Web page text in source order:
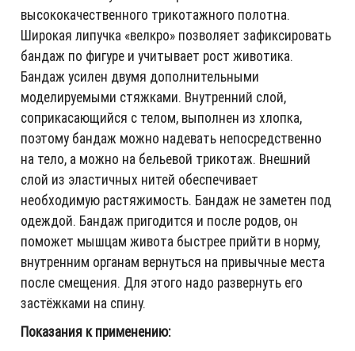
высококачественного трикотажного полотна.
Широкая липучка «велкро» позволяет зафиксировать
бандаж по фигуре и учитывает рост животика.
Бандаж усилен двумя дополнительными
моделируемыми стяжками. Внутренний слой,
соприкасающийся с телом, выполнен из хлопка,
поэтому бандаж можно надевать непосредственно
на тело, а можно на бельевой трикотаж. Внешний
слой из эластичных нитей обеспечивает
необходимую растяжимость. Бандаж не заметен под
одеждой. Бандаж пригодится и после родов, он
поможет мышцам живота быстрее прийти в норму,
внутренним органам вернуться на привычные места
после смещения. Для этого надо развернуть его
застёжками на спину.
Показания к применению: